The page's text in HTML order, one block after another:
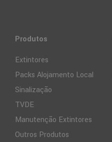
Produtos
Extintores
Packs Alojamento Local
Sinalização
TVDE
Manutenção Extintores
Outros Produtos